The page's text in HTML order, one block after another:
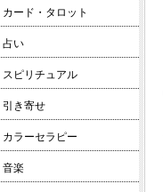
カード・タロット
占い
スピリチュアル
引き寄せ
カラーセラピー
音楽